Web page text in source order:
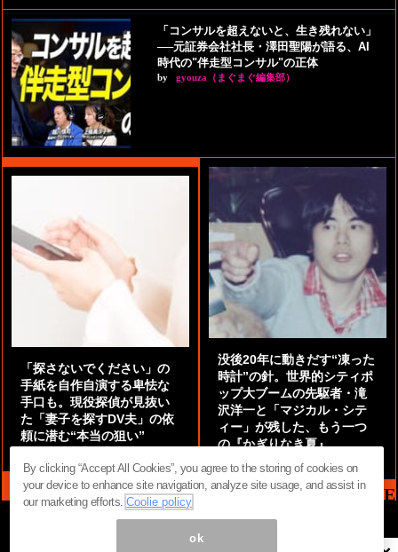
「コンサルを超えないと、生き残れない」
──元証券会社社長・澤田聖陽が語る、AI
時代の"伴走型コンサル"の正体
by gyouza（まぐまぐ編集部）
「探さないでください」の
手紙を自作自演する卑怯な
手口も。現役探偵が見抜い
た「妻子を探すDV夫」の依
頼に潜む“本当の狙い”
没後20年に動きだす“凍った
時計”の針。世界的シティポ
ップ大ブームの先駆者・滝
沢洋一と「マジカル・シテ
ィー」が残した、もう一つ
の『かぎりなき夏』
MAG2 NEWS HEADLINE
By clicking “Accept All Cookies”, you agree to the storing of cookies on
your device to enhance site navigation, analyze site usage, and assist in
our marketing efforts.Coolie policy
ok